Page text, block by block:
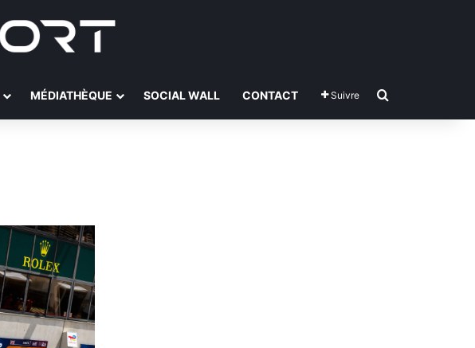
MÉDIATHÈQUE SOCIAL WALL CONTACT Suivre